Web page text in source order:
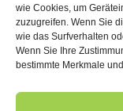
wie Cookies, um
zuzugreifen. Wenn Sie
wie das Surfverhalten
Wenn Sie Ihre
bestimmte Merkmale